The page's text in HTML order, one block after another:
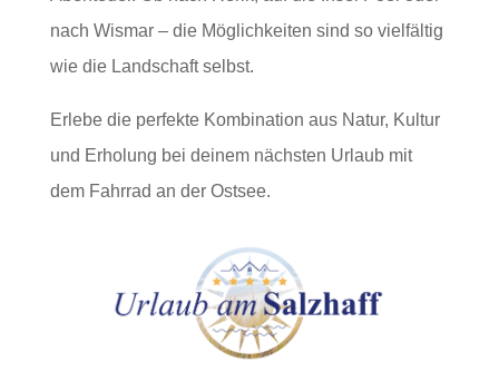
nach Wismar – die Möglichkeiten sind so vielfältig
wie die Landschaft selbst.
Erlebe die perfekte Kombination aus Natur, Kultur
und Erholung bei deinem nächsten Urlaub mit
dem Fahrrad an der Ostsee.